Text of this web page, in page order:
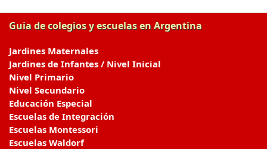
Guia de colegios y escuelas en Argentina
Jardines Maternales
Jardines de Infantes / Nivel Inicial
Nivel Primario
Nivel Secundario
Educación Especial
Escuelas de Integración
Escuelas Montessori
Escuelas Waldorf